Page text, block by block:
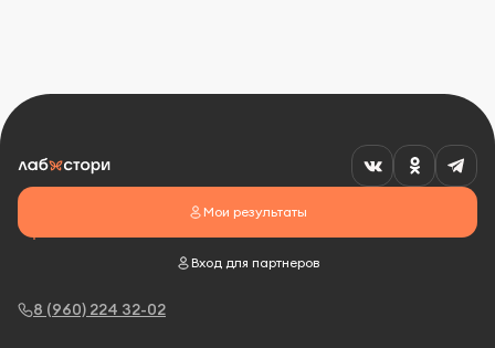
8 (960) 224 32-02
Мои результаты
Вход для партнеров